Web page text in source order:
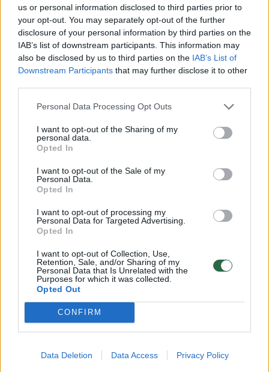
us or personal information disclosed to third parties prior to
your opt-out. You may separately opt-out of the further
disclosure of your personal information by third parties on the
IAB’s list of downstream participants. This information may
also be disclosed by us to third parties on the IAB’s List of
Downstream Participants that may further disclose it to other
Personal Data Processing Opt Outs
I want to opt-out of the Sharing of my
personal data.
Opted In
I want to opt-out of the Sale of my
Personal Data.
Opted In
I want to opt-out of processing my
Personal Data for Targeted Advertising.
Opted In
I want to opt-out of Collection, Use,
Retention, Sale, and/or Sharing of my
Personal Data that Is Unrelated with the
Purposes for which it was collected.
Opted Out
CONFIRM
Data Deletion Data Access Privacy Policy
„Man viskas gerai, bet Dakaras baigėsi. Ačiū
visiems. Dabar esu starte ir turbūt kažkur veš,
berods į bivaką, iš kurio startavome,“ – rašė
klotas. Pirmuose etapuose klaipėdietis
neišvengė skaudžių kritimų ant akmenų.
Vienas iš kritimų antrajame greičio ruože
apdaužė ne tik motociklą, bet ir patį
lenktynininką. Būtent po šio kritimo, ralio
dalyvį pradėjo kamuoti stiprūs peties
skausmai, ypatingai paaštrėjantys po ilgų
ralio dienų.
remonto reikėjo ne tik M. Siliūnui, bet ir jo